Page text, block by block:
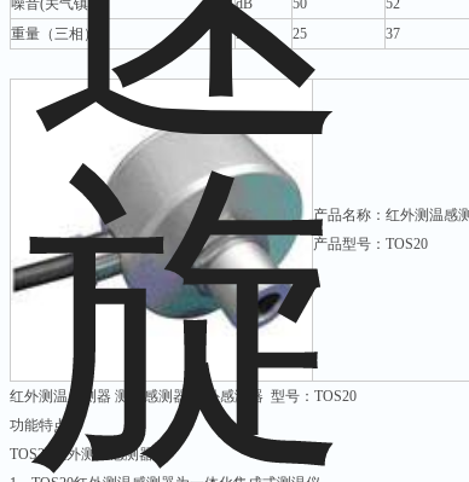
噪音(关气镇)
dB 50 52
重量（三相）
Kg 25 37
产品名称：红外测温感
产品型号：TOS20
红外测温感测器 测温感测器 红外感测器 型号：TOS20
功能特点：
TOS20红外测温感测器